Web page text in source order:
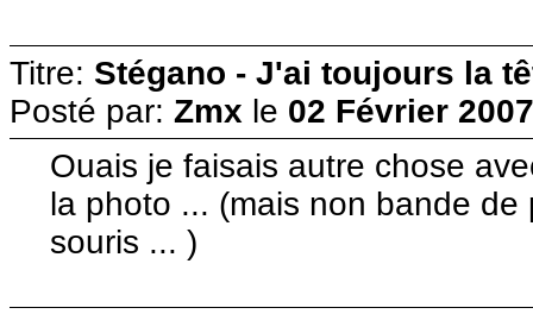
Titre: Stégano - J'ai toujours la
Posté par: Zmx le 02 Février
Ouais je faisais autre chose
la photo ... (mais non bande
souris ... )